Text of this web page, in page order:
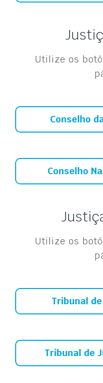
Utilize os
Conselho
Conselho
Utilize os
Tribunal
Tribunal de